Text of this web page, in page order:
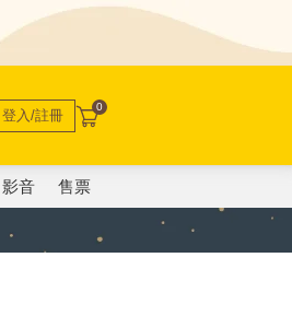
登入/註冊 0
影音 售票